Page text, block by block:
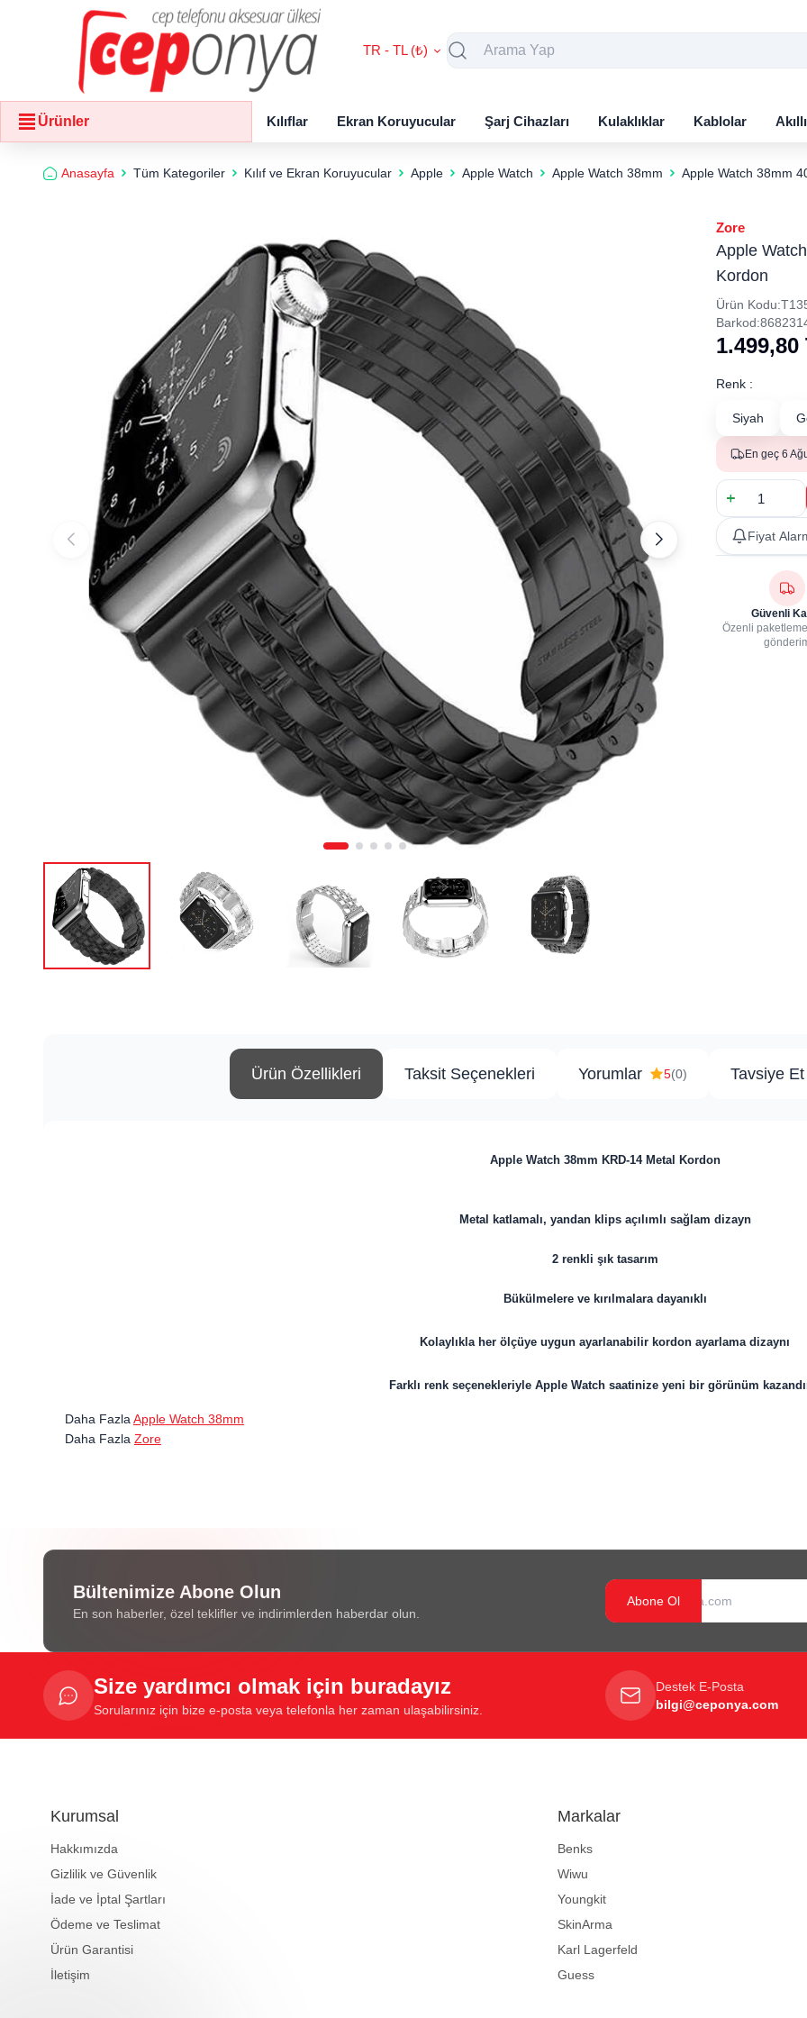
TR - TL (₺)
Ürünler Kılıflar Ekran Koruyucular Şarj Cihazları Kulaklıklar Kablolar
Anasayfa Tüm Kategoriler Kılıf ve Ekran Koruyucular Apple Apple Watch Apple Watch 38mm Apple Watch 38mm
Zore
Apple
Kordon
Ürün Kodu:
Barkod:
1.499,80
Renk :
Siyah
En geç 6
Fiyat
Güvenli
Özenli
Ürün Özellikleri Taksit Seçenekleri Yorumlar 5(0) Tavsiye Et
Apple Watch 38mm KRD-14 Metal Kordon
Metal katlamalı, yandan klips açılımlı sağlam dizayn
2 renkli şık tasarım
Bükülmelere ve kırılmalara dayanıklı
Kolaylıkla her ölçüye uygun ayarlanabilir kordon ayarlama dizaynı
Farklı renk seçenekleriyle Apple Watch saatinize yeni bir görünüm
Daha Fazla Apple Watch 38mm
Daha Fazla Zore
Bültenimize Abone Olun
En son haberler, özel teklifler ve indirimlerden haberdar olun.
Abone Ol
Size yardımcı olmak için buradayız
Sorularınız için bize e-posta veya telefonla her zaman ulaşabilirsiniz.
Destek E-Posta
bilgi@ceponya.com
Kurumsal
Hakkımızda
Gizlilik ve Güvenlik
İade ve İptal Şartları
Ödeme ve Teslimat
Ürün Garantisi
İletişim
Markalar
Benks
Wiwu
Youngkit
SkinArma
Karl Lagerfeld
Guess